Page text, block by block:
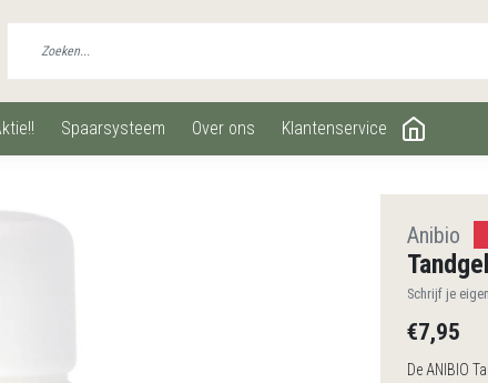
aktie!! spaarsysteem over ons klantenservice
Anibio
Schrijf je
€7,95
De ANIBIO